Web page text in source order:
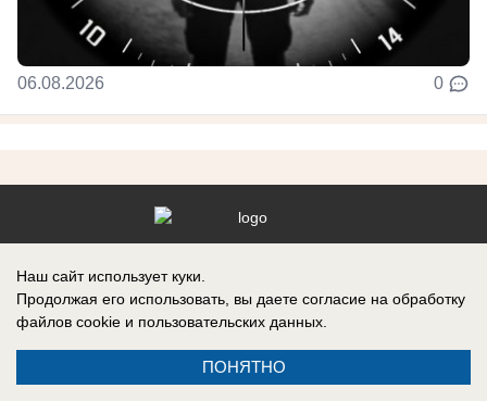
06.08.2026 0
Контакты
Наш сайт использует куки.
Продолжая его использовать, вы даете согласие на обработку
файлов cookie и пользовательских данных.
ПОНЯТНО